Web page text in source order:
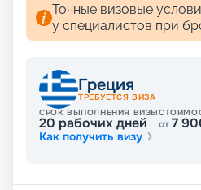
Точные визовые
у специалистов при
Греция
ТРЕБУЕТСЯ ВИЗА
СРОК ВЫПОЛНЕНИЯ ВИЗЫ
20 рабочих дней от7
Как получить визу